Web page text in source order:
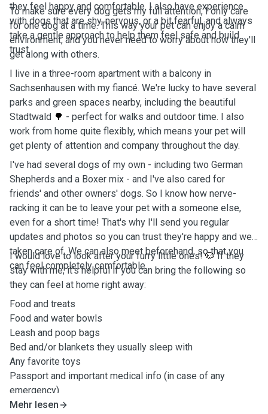
they feel happy and comfortable. I also have experience
with dogs that are shy, nervous, or a bit fearful, and always
take a gentle approach to help them feel safe and build
trust.
To make sure every dog gets my full attention, I only care
for one dog at a time. This way your pet can enjoy a calm
environment, and you never need to worry about how they'll
get along with others.
I live in a three-room apartment with a balcony in
Sachsenhausen with my fiancé. We're lucky to have several
parks and green spaces nearby, including the beautiful
Stadtwald 🌳 - perfect for walks and outdoor time. I also
work from home quite flexibly, which means your pet will
get plenty of attention and company throughout the day.
I've had several dogs of my own - including two German
Shepherds and a Boxer mix - and I've also cared for
friends' and other owners' dogs. So I know how nerve-
racking it can be to leave your pet with a someone else,
even for a short time! That's why I'll send you regular
updates and photos so you can trust they're happy and well
taken care of. We can also meet beforehand, so that you
can feel completely comfortable.
I would love to look after your furry little ones!🐶If they
stay with me, it's helpful if you can bring the following so
they can feel at home right away:
Food and treats
Food and water bowls
Leash and poop bags
Bed and/or blankets they usually sleep with
Any favorite toys
Passport and important medical info (in case of any
emergency)
Mehr lesen